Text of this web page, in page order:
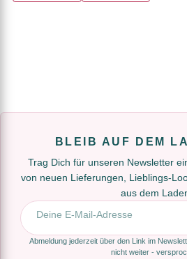
BLEIB AUF DEM
Trag Dich für unseren Newsletter
von neuen Lieferungen, Lieblings-
aus dem
E-Mail-Adresse
Abmeldung jederzeit über den Link im
nicht weiter -